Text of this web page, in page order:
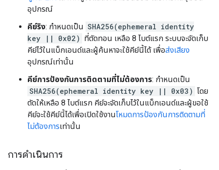
อุปกรณ์
คีย์ริง: กำหนดเป็น SHA256(ephemeral identity
key || 0x02) ที่ตัดทอน เหลือ 8 ไบต์แรก ระบบจะจัดเก็บ
คีย์ไว้ในแบ็กเอนด์และผู้ค้นหาจะใช้คีย์นี้ได้ เพื่อส่งเสียง
อุปกรณ์เท่านั้น
คีย์การป้องกันการติดตามที่ไม่ต้องการ: กำหนดเป็น
SHA256(ephemeral identity key || 0x03) โดย
ตัดให้เหลือ 8 ไบต์แรก คีย์จะจัดเก็บไว้ในแบ็กเอนด์และผู้ขอใช้
คีย์จะใช้คีย์นี้ได้เพื่อเปิดใช้งานโหมดการป้องกันการติดตามที่
ไม่ต้องการเท่านั้น
การดำเนินการ